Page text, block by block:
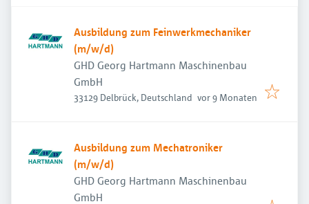
Ausbildung zum Feinwerkmechaniker
(m/w/d)
GHD Georg Hartmann Maschinenbau
GmbH
33129 Delbrück, Deutschland Veröffentlicht:
vor 9 Monaten
Ausbildung zum Mechatroniker
(m/w/d)
GHD Georg Hartmann Maschinenbau
GmbH